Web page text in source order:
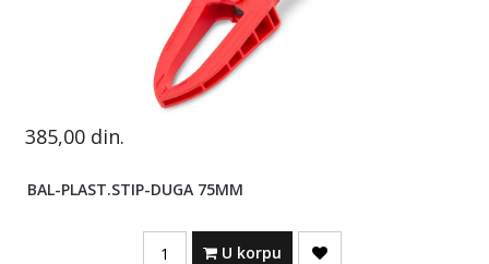
385,00 din.
BAL-PLAST.STIP-DUGA 75MM
U korpu